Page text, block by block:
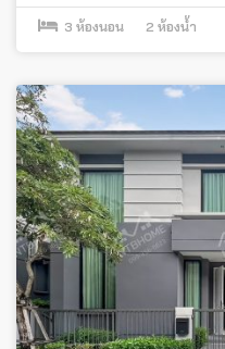
3 ห้องนอน 2 ห้องน้ำ